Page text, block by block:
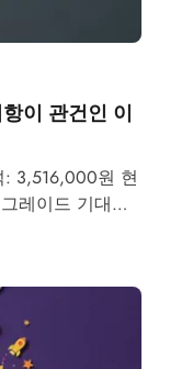
이 관건인 이
: 3,516,000원 현
레이드 기대감
.